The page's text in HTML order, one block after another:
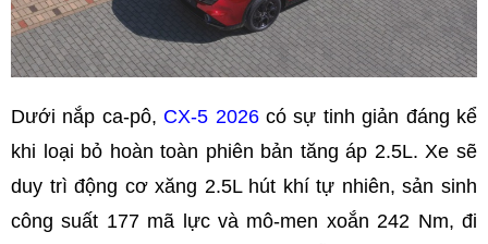
Dưới nắp ca-pô, CX-5 2026có sự tinh giản đáng kể
khi loại bỏ hoàn toàn phiên bản tăng áp 2.5L. Xe sẽ
duy trì động cơ xăng 2.5L hút khí tự nhiên, sản sinh
công suất 177 mã lực và mô-men xoắn 242 Nm, đi